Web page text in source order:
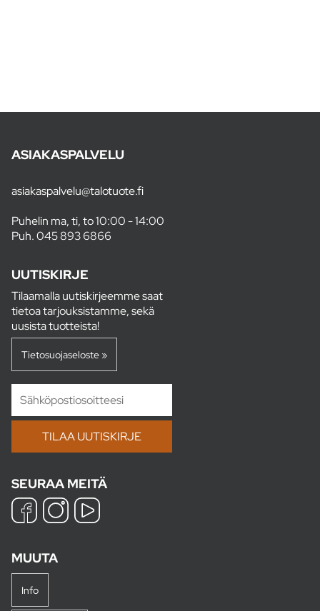
ASIAKASPALVELU
asiakaspalvelu@talotuote.fi
Puhelin ma, ti, to 10:00 - 14:00
Puh.045 893 6866
UUTISKIRJE
Tilaamalla uutiskirjeemme saat
tietoa tarjouksistamme, sekä
uusista tuotteista!
Tietosuojaseloste »
SEURAA MEITÄ
MUUTA
Info